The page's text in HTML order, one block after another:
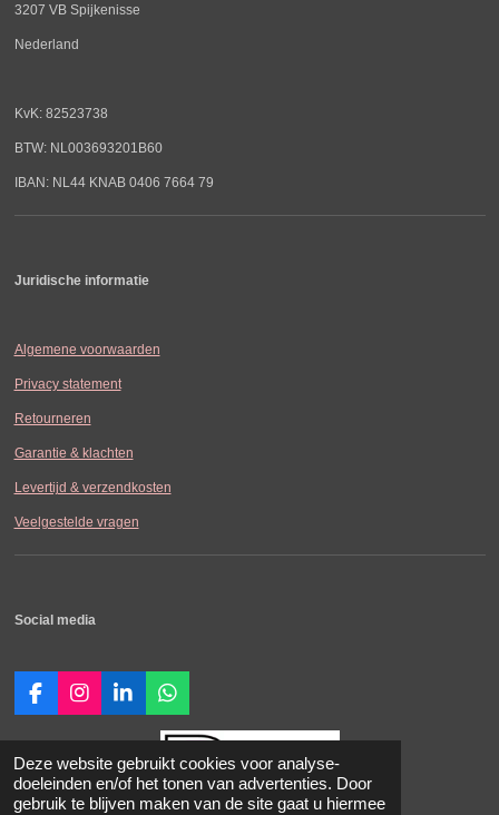
Deze website gebruikt cookies voor analyse-
doeleinden en/of het tonen van advertenties. Door
gebruik te blijven maken van de site gaat u hiermee
3207 VB Spijkenisse
Nederland
KvK: 82523738
BTW: NL003693201B60
IBAN: NL44 KNAB 0406 7664 79
Juridische informatie
Algemene voorwaarden
Privacy statement
Retourneren
Garantie & klachten
Levertijd & verzendkosten
Veelgestelde vragen
Social media
F
a
c
e
b
o
I
n
s
t
a
g
L
i
n
k
e
d
W
h
a
t
s
A